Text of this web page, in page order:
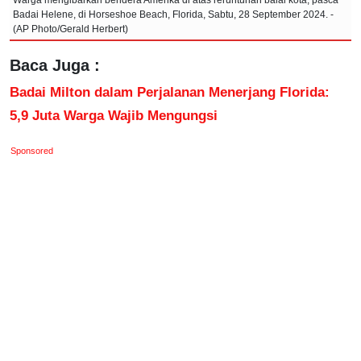
Badai Helene, di Horseshoe Beach, Florida, Sabtu, 28 September 2024. -
(AP Photo/Gerald Herbert)
Baca Juga :
Badai Milton dalam Perjalanan Menerjang Florida:
5,9 Juta Warga Wajib Mengungsi
Sponsored